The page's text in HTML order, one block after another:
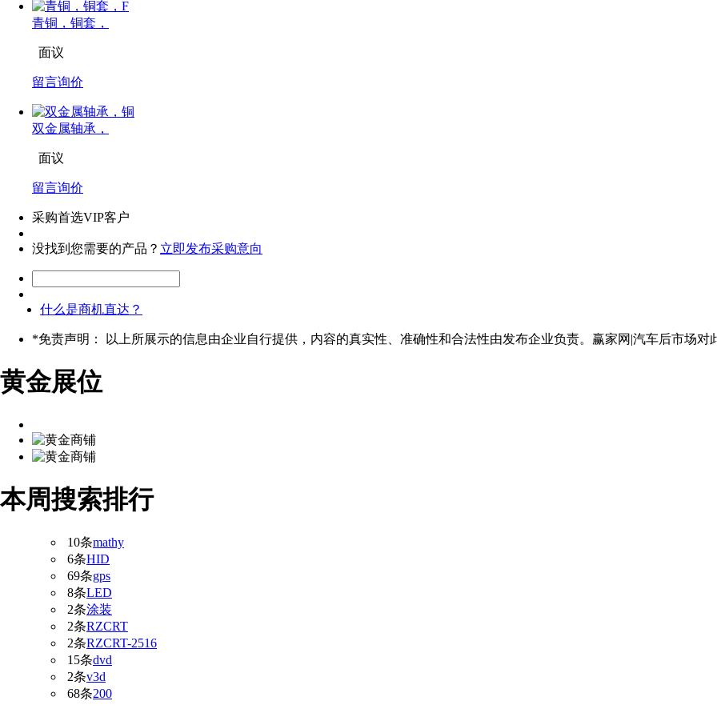
青铜，铜套，
面议
留言询价
双金属轴承，
面议
留言询价
采购首选VIP客户
没找到您需要的产品？ 立即发布采购意向
什么是商机直达？
*免责声明： 以上所展示的信息由企业自行提供，内容的真实性、准确性和合法性由发布企业负责。赢家网|汽车后市场对
黄金展位
本周搜索排行
10条mathy
6条HID
69条gps
8条LED
2条涂装
2条RZCRT
2条RZCRT-2516
15条dvd
2条v3d
68条200